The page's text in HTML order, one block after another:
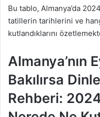
Bu tablo, Almanya’da
tatillerin tarihlerini ve
kutlandıklarını
Almanya’nın
Bakılırsa
Rehberi: